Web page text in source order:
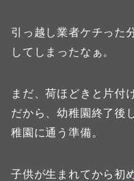
引っ越し業者ケチった
してしまったなぁ。
まだ、荷ほどきと片付
だから、幼稚園終了後
稚園に通う準備。
子供が生まれてから初